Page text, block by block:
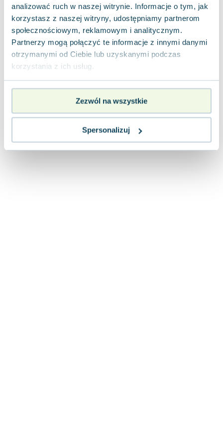
analizować ruch w naszej witrynie. Informacje o tym, jak
korzystasz z naszej witryny, udostępniamy partnerom
społecznościowym, reklamowym i analitycznym.
Partnerzy mogą połączyć te informacje z innymi danymi
otrzymanymi od Ciebie lub uzyskanymi podczas
korzystania z ich usług.
Zezwól na wszystkie
Spersonalizuj